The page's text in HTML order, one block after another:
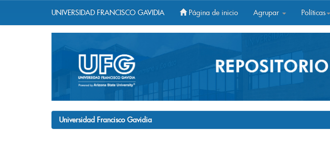
UNIVERSIDAD FRANCISCO GAVIDIA Página de inicio Agrupar Políticas
Universidad Francisco Gavidia